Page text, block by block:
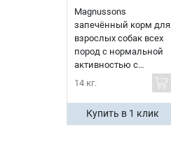
Magnussons
запечённый корм для
взрослых собак всех
пород с нормальной
активностью с
говядиной и
14 кг.
Купить в 1 клик